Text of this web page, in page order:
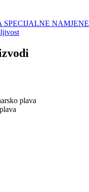
SPECIJALNE NAMJENE
plava